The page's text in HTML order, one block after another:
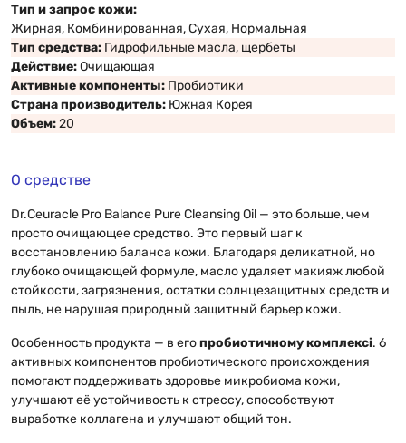
Тип и запрос кожи:
Жирная, Комбинированная, Сухая, Нормальная
Тип средства: Гидрофильные масла, щербеты
Действие:Очищающая
Активные компоненты: Пробиотики
Страна производитель: Южная Корея
Объем:20
О средстве
Dr.Ceuracle Pro Balance Pure Cleansing Oil — это больше, чем
просто очищающее средство. Это первый шаг к
восстановлению баланса кожи. Благодаря деликатной, но
глубоко очищающей формуле, масло удаляет макияж любой
стойкости, загрязнения, остатки солнцезащитных средств и
пыль, не нарушая природный защитный барьер кожи.
Особенность продукта — в егопробиотичному комплексі. 6
активных компонентов пробиотического происхождения
помогают поддерживать здоровье микробиома кожи,
улучшают её устойчивость к стрессу, способствуют
выработке коллагена и улучшают общий тон.